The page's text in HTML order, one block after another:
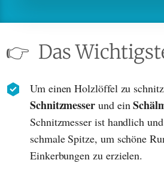
👉 Das
Um einen Holzlöffel zu
Schnitzmesser und ein
Schnitzmesser ist handlich
schmale Spitze, um schöne
Einkerbungen zu erzielen.